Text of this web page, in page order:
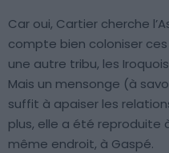
Car oui, Cartier cherche
compte bien coloniser
une autre tribu, les
Mais un mensonge (à
suffit à apaiser les
plus, elle a été reproduite
même endroit, à Gaspé.